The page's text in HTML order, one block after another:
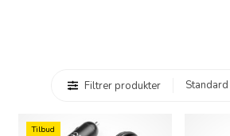
Filtrer produkter
Tilbud